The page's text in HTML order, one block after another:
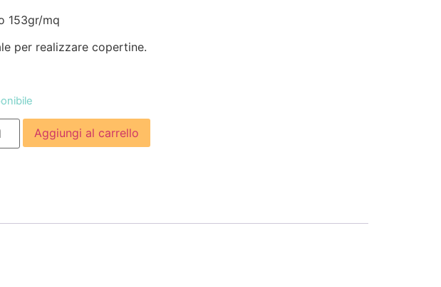
153gr/mq
per realizzare copertine.
Aggiungi al carrello